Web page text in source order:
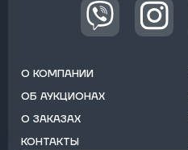
О КОМПАНИИ
ОБ АУКЦИОНАХ
О ЗАКАЗАХ
КОНТАКТЫ